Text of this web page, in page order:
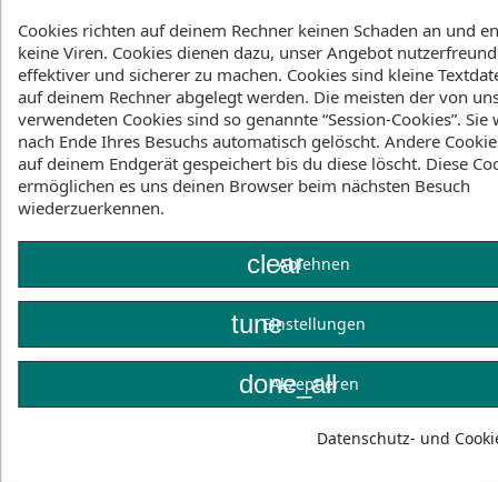
Features
Features
CE approved
YKK Front-zip
Clash foam
Please note: This is not a floatation device /
buoyancy aid
MX2 Neoprene
Weitere Informationen
Cookies richten auf deinem Rechner keinen Schaden an und
keine Viren. Cookies dienen dazu, unser Angebot
effektiver und sicherer zu machen. Cookies sind kleine
auf deinem Rechner abgelegt werden. Die meisten der von
verwendeten Cookies sind so genannte “Session-Cookies”. Sie
nach Ende Ihres Besuchs automatisch gelöscht. Andere
auf deinem Endgerät gespeichert bis du diese löscht. Diese
ermöglichen es uns deinen Browser beim nächsten Besuch
wiederzuerkennen.
clearAblehnen
tuneEinstellungen
done_all
Akzeptieren
Datenschutz- und